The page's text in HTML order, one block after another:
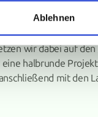
Ablehnen
und realisieren Ihren
Veranstaltung in
wir dabei auf den
halbrunde
mit den